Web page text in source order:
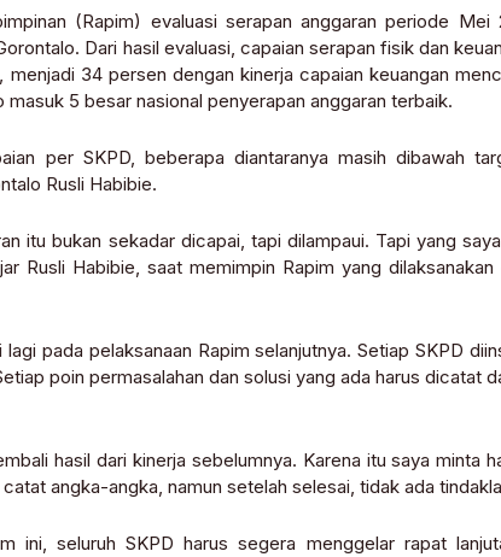
(Rapim) evaluasi serapan anggaran periode Mei
Dari hasil evaluasi, capaian serapan fisik dan
34 persen dengan kinerja capaian keuangan
masuk 5 besar nasional penyerapan anggaran terbaik.
per SKPD, beberapa diantaranya masih dibawah
Rusli Habibie.
itu bukan sekadar dicapai, tapi dilampaui. Tapi yang
Rusli Habibie, saat memimpin Rapim yang dilaksanakan
pada pelaksanaan Rapim selanjutnya. Setiap SKPD
poin permasalahan dan solusi yang ada harus dicatat
hasil dari kinerja sebelumnya. Karena itu saya minta
angka-angka, namun setelah selesai, tidak ada
ini, seluruh SKPD harus segera menggelar rapat